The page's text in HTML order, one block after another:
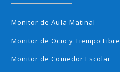
Monitor de Aula Matinal
Monitor de Ocio y Tiempo Libre
Monitor de Comedor Escolar